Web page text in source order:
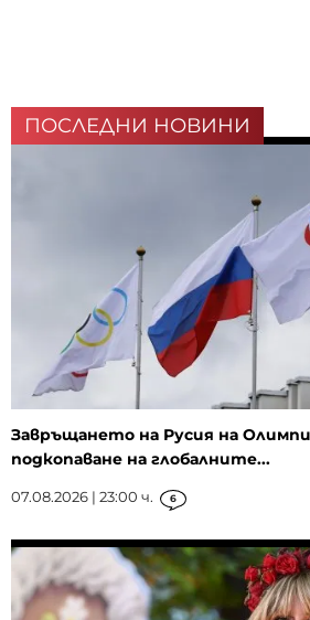
ПОСЛЕДНИ НОВИНИ
Завръщането на Русия на
подкопаване на глобалните...
07.08.2026 | 23:00 ч. 6